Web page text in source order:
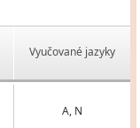
Vyučované jazyky
A, N